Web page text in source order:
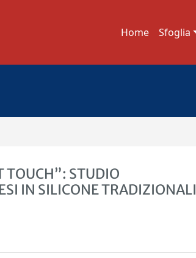
Home Sfoglia
TOUCH”: STUDIO
IN SILICONE TRADIZIONALI